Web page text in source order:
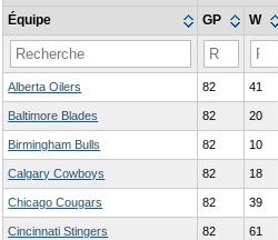
Équipe
GP W
Alberta Oilers 82 41
Baltimore Blades 82 20
Birmingham Bulls 82 10
Calgary Cowboys 82 18
Chicago Cougars 82 39
Cincinnati Stingers 82 61